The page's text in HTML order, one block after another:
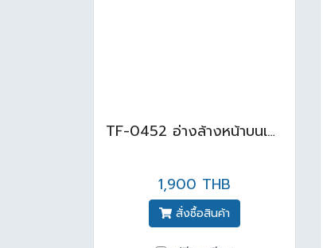
TF-0452 อ่างล้างหน้าบนเคาน์เตอร์ สีขาว
1,900 THB
สั่งซื้อสินค้า